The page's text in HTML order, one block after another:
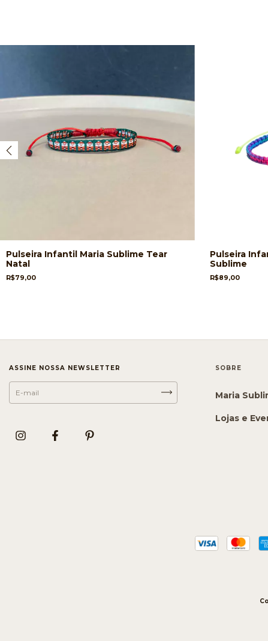
Pulseira Infantil Maria Sublime Tear
Natal
R$79,00
Pulseira
Sublime
R$89,00
ASSINE NOSSA NEWSLETTER SOBRE
Maria
Lojas e